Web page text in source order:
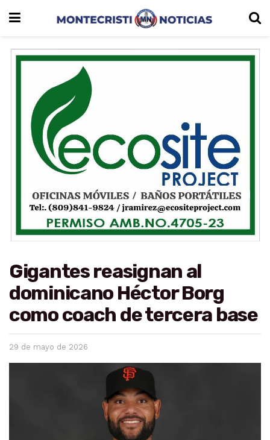
Gigantes reasignan al
dominicano Héctor Borg
como coach de tercera base
29 de mayo de 2026